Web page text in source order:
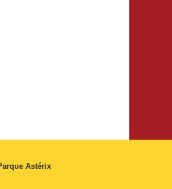
Astérix